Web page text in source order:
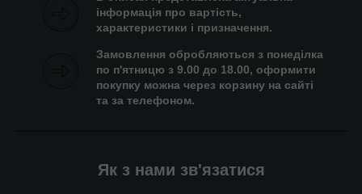
інформація про вартість,
характеристики і призначення.
Замовлення обробляються з понеділка
по п'ятницю з 9.00 до 18.00, оформити
покупку можна через корзину на сайті
та за телефоном.
Як з нами зв'язатися